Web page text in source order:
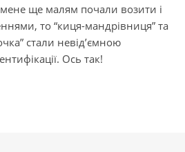
мене ще малям почали возити і
то “киця-мандрівниця” та
стали невід’ємною
Ось так!